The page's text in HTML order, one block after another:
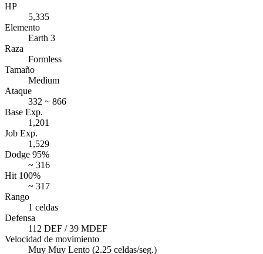
HP
5,335
Elemento
Earth 3
Raza
Formless
Tamaño
Medium
Ataque
332 ~ 866
Base Exp.
1,201
Job Exp.
1,529
Dodge 95%
~ 316
Hit 100%
~ 317
Rango
1 celdas
Defensa
112 DEF / 39 MDEF
Velocidad de movimiento
Muy Muy Lento (2.25 celdas/seg.)